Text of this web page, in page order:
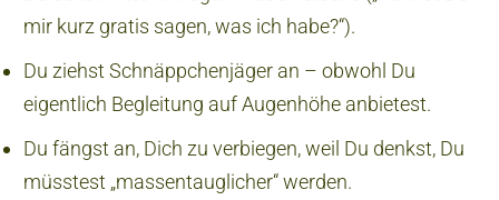
mir kurz gratis sagen, was ich habe?“).
Du ziehst Schnäppchenjäger an – obwohl Du
eigentlich Begleitung auf Augenhöhe anbietest.
Du fängst an, Dich zu verbiegen, weil Du denkst, Du
müsstest „massentauglicher“ werden.